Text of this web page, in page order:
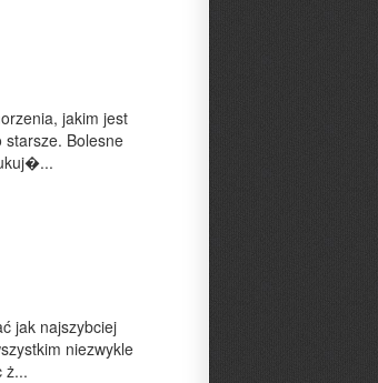
jakim jest
starsze. Bolesne
jak najszybciej
niezwykle
ż...